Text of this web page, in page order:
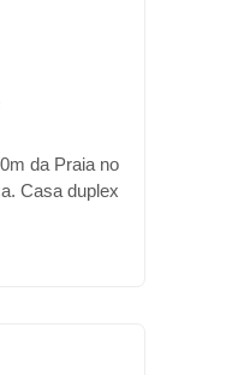
de festas
cobertas
é
da Praia no
Casa duplex
falar da